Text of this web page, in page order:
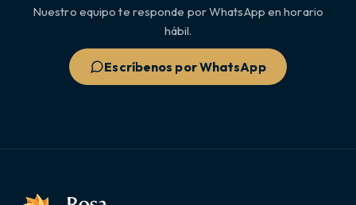
Nuestro equipo te responde por WhatsApp en horario
hábil.
Escríbenos por WhatsApp